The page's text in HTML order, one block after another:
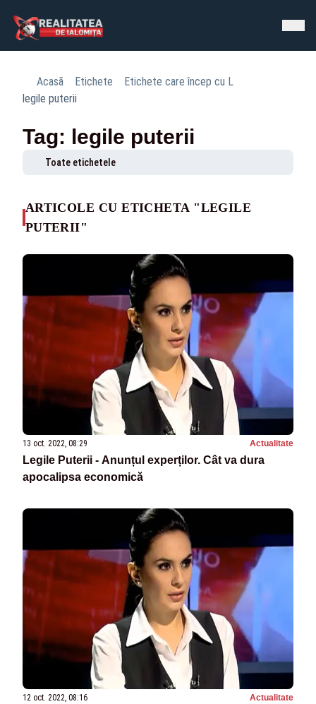
Acasă Etichete
Etichete care încep cu L
legile puterii
Tag: legile puterii
Toate etichetele
ARTICOLE CU ETICHETA "LEGILE
PUTERII"
13 oct. 2022, 08:29 Actualitate
Legile Puterii - Anunțul experților. Cât va dura
apocalipsa economică
12 oct. 2022, 08:16 Actualitate